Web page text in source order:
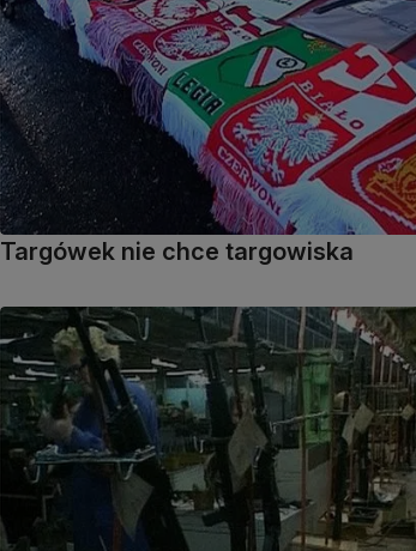
Targówek nie chce targowiska